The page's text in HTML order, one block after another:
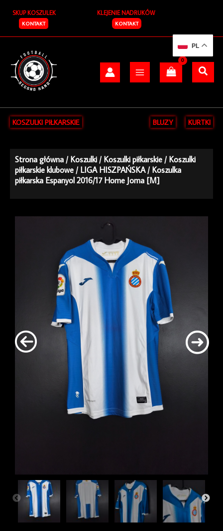
treści
SKUP KOSZULEK
KONTAKT
KLEJENIE NADRUKÓW
KONTAKT
KOSZULKI PIŁKARSKIE BLUZY KURTKI
Strona główna /Koszulki /Koszulki piłkarskie /Koszulki
piłkarskie klubowe /LIGA HISZPAŃSKA/ Koszulka
piłkarska Espanyol 2016/17 Home Joma [M]
PL